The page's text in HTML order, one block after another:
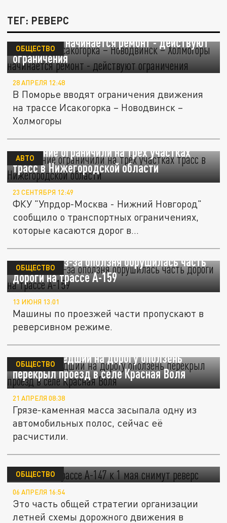
ТЕГ: РЕВЕРС
На трассе Исакогорка – Новодвинск –
Холмогоры начинается ремонт - действуют
ограничения
ОБЩЕСТВО
28 АПРЕЛЯ 12:48
В Поморье вводят ограничения движения
на трассе Исакогорка – Новодвинск –
Холмогоры
Движение ограничили на трёх участках
трасс в Нижегородской области
АВТО
23 СЕНТЯБРЯ 12:49
ФКУ "Упрдор-Москва - Нижний Новгород"
сообщило о транспортных ограничениях,
которые касаются дорог в...
В Адыгее из-за оползня обрушилась часть
дороги на трассе А-159
ОБЩЕСТВО
13 ИЮНЯ 13:01
Машины по проезжей части пропускают в
реверсивном режиме.
В Сочи сошедший на дорогу оползень
перекрыл проезд в селе Красная Воля
ОБЩЕСТВО
21 АПРЕЛЯ 08:38
Грязе-каменная масса засыпала одну из
автомобильных полос, сейчас её
расчистили.
В Сочи на трассе А-147 к 1 мая снимут
реверс
ОБЩЕСТВО
06 АПРЕЛЯ 16:54
Это часть общей стратегии организации
летней схемы дорожного движения в